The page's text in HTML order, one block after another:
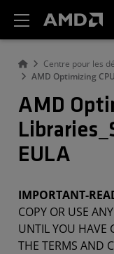
Centre pour les
AMD Optimizing
AMD
EULA
IMPORTANT-
COPY OR USE
UNTIL YOU HAVE
THE TERMS AND